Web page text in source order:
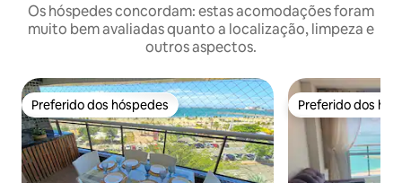
Os hóspedes concordam: estas acomodações foram
muito bem avaliadas quanto a localização, limpeza e
outros aspectos.
Preferido dos hóspedes
Preferido dos hóspedes Preferido dos
Preferido dos